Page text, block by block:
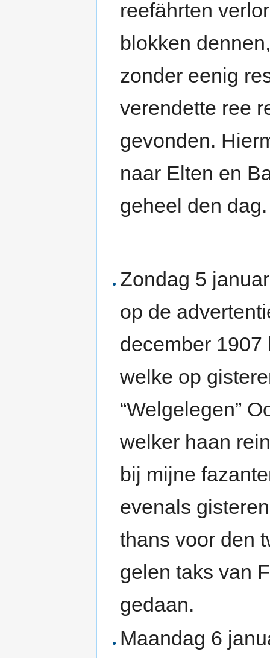
reefährten
blokken
zonder eenig
verendette ree
gevonden.
naar Elten en
geheel den dag.
Zondag 5
op de
december
welke op
“Welgelegen”
welker haan
bij mijne
evenals
thans voor den
gelen taks van
gedaan.
Maandag 6